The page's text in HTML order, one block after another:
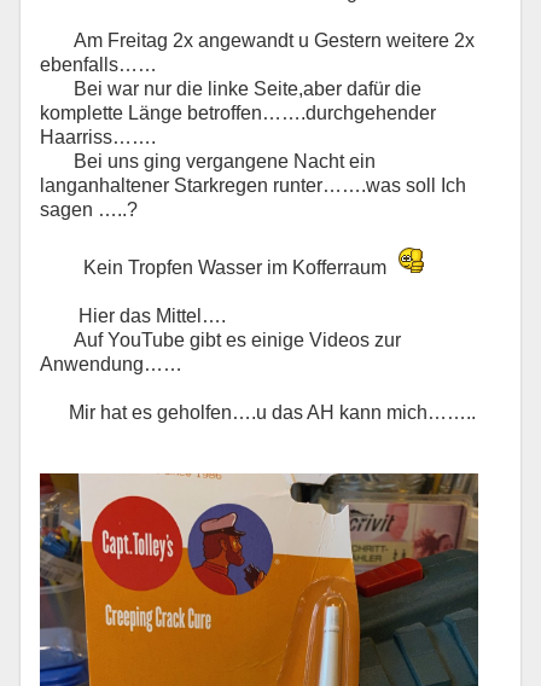
Am Freitag 2x angewandt u Gestern weitere 2x
ebenfalls……
Bei war nur die linke Seite,aber dafür die
komplette Länge betroffen…….durchgehender
Haarriss…….
Bei uns ging vergangene Nacht ein
langanhaltener Starkregen runter…….was soll Ich
sagen …..?
Kein Tropfen Wasser im Kofferraum
Hier das Mittel….
Auf YouTube gibt es einige Videos zur
Anwendung……
Mir hat es geholfen….u das AH kann mich……..